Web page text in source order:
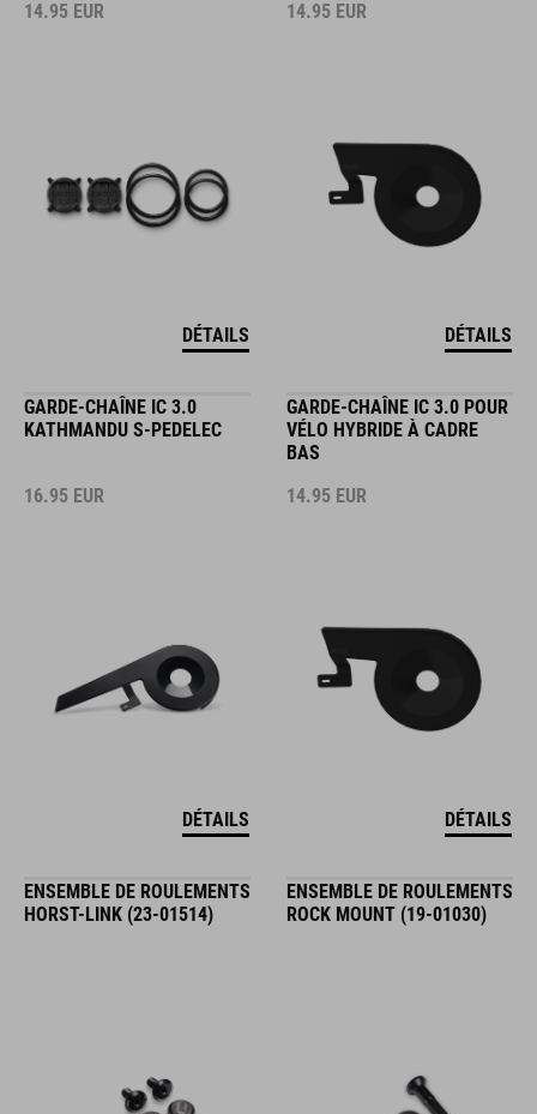
14.95 EUR
DÉTAILS
14.95 EUR
DÉTAILS
GARDE-CHAÎNE IC 3.0
KATHMANDU S-PEDELEC
16.95 EUR
DÉTAILS
GARDE-CHAÎNE IC 3.0 POUR
VÉLO HYBRIDE À CADRE
BAS
14.95 EUR
DÉTAILS
ENSEMBLE DE ROULEMENTS
HORST-LINK (23-01514)
ENSEMBLE DE ROULEMENTS
ROCK MOUNT (19-01030)